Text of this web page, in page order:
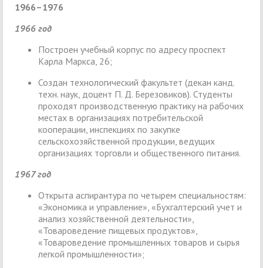
1966–1976
1966 год
Построен учебный корпус по адресу проспект
Карла Маркса, 26;
Создан технологический факультет (декан канд.
техн. наук, доцент П. Д. Березовиков). Студенты
проходят производственную практику на рабочих
местах в организациях потребительской
кооперации, инспекциях по закупке
сельскохозяйственной продукции, ведущих
организациях торговли и общественного питания.
1967 год
Открыта аспирантура по четырем специальностям:
«Экономика и управление», «Бухгалтерский учет и
анализ хозяйственной деятельности»,
«Товароведение пищевых продуктов»,
«Товароведение промышленных товаров и сырья
легкой промышленности»;